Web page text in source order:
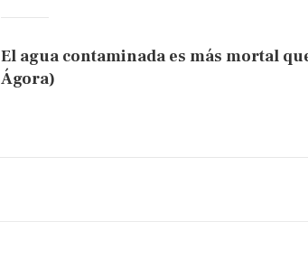
El agua contaminada es más mortal
Ágora)